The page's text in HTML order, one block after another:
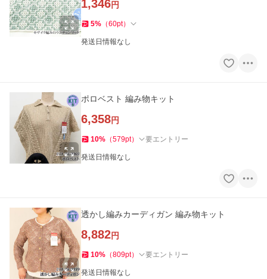
1,346円
5% （60pt）
発送日情報なし
ポロベスト 編み物キット
6,358円
10% （579pt） 要エントリー
発送日情報なし
透かし編みカーディガン 編み物キット
8,882円
10% （809pt） 要エントリー
発送日情報なし